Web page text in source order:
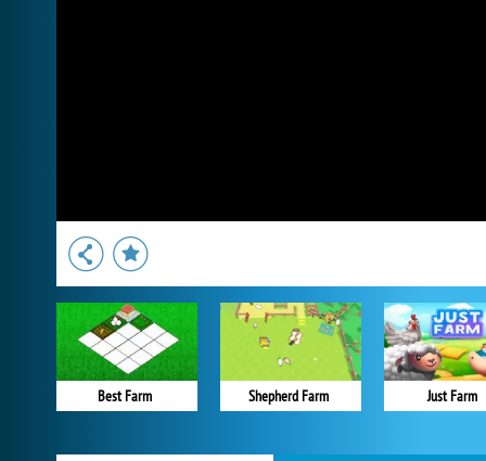
Best Farm Shepherd Farm Just Farm